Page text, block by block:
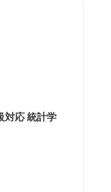
対応 統計学